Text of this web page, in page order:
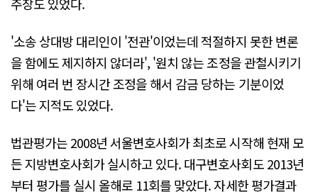
'소송 상대방 대리인이 '전관'이었는데 적절하지 못한 변론
을 함에도 제지하지 않더라', '원치 않는 조정을 관철시키기
위해 여러 번 장시간 조정을 해서 감금 당하는 기분이었
다'는 지적도 있었다.
법관평가는 2008년 서울변호사회가 최초로 시작해 현재 모
든 지방변호사회가 실시하고 있다. 대구변호사회도 2013년
부터 평가를 실시 올해로 11회를 맞았다. 자세한 평가결과